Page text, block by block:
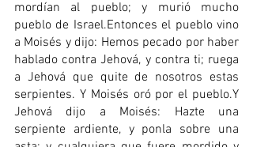
mordían al pueblo; y murió mucho
pueblo de Israel.Entonces el pueblo vino
a Moisés y dijo: Hemos pecado por haber
hablado contra Jehová, y contra ti; ruega
a Jehová que quite de nosotros estas
serpientes. Y Moisés oró por el pueblo.Y
Jehová dijo a Moisés: Hazte una
serpiente ardiente, y ponla sobre una